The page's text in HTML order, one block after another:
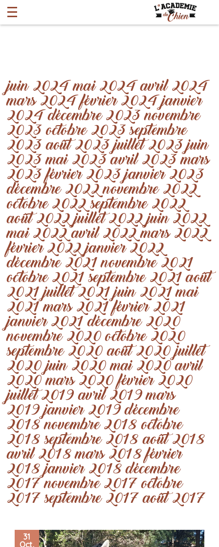
juin 2024mai 2024avril 2024
mars 2024février 2024janvier
2024décembre 2023novembre
2023octobre 2023septembre
2023août 2023juillet 2023juin
2023mai 2023avril 2023mars
2023février 2023janvier 2023
décembre 2022novembre 2022
octobre 2022septembre 2022
août 2022juillet 2022juin 2022
mai 2022avril 2022mars 2022
février 2022janvier 2022
décembre 2021novembre 2021
octobre 2021septembre 2021août
2021juillet 2021juin 2021mai
2021mars 2021février 2021
janvier 2021décembre 2020
novembre 2020octobre 2020
septembre 2020août 2020juillet
2020juin 2020mai 2020avril
2020mars 2020février 2020
juillet 2019avril 2019mars
2019janvier 2019décembre
2018novembre 2018octobre
2018septembre 2018août 2018
avril 2018mars 2018février
2018janvier 2018décembre
2017novembre 2017octobre
2017septembre 2017août 2017
31
Oct.